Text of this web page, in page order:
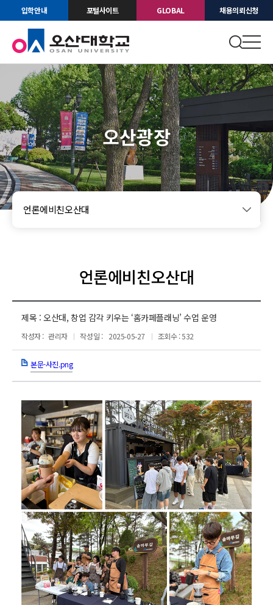
입학안내 포털사이트 GLOBAL 채용의뢰신청
오산광장
언론에비친오산대
언론에비친오산대
제목 : 오산대, 창업 감각 키우는 ‘홈카페플래닝’ 수업 운영
작성자 : 관리자 작성일 : 2025-05-27 조회수 : 532
본문-사진.png